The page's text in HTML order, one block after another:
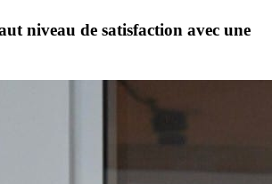
niveau de satisfaction avec une